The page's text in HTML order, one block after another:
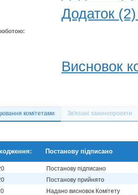
Додаток
Висновок
комітетами Зв'язані законопроекти
Постанову підписано
Постанову підписано
Постанову прийнято
Надано висновок Комітету